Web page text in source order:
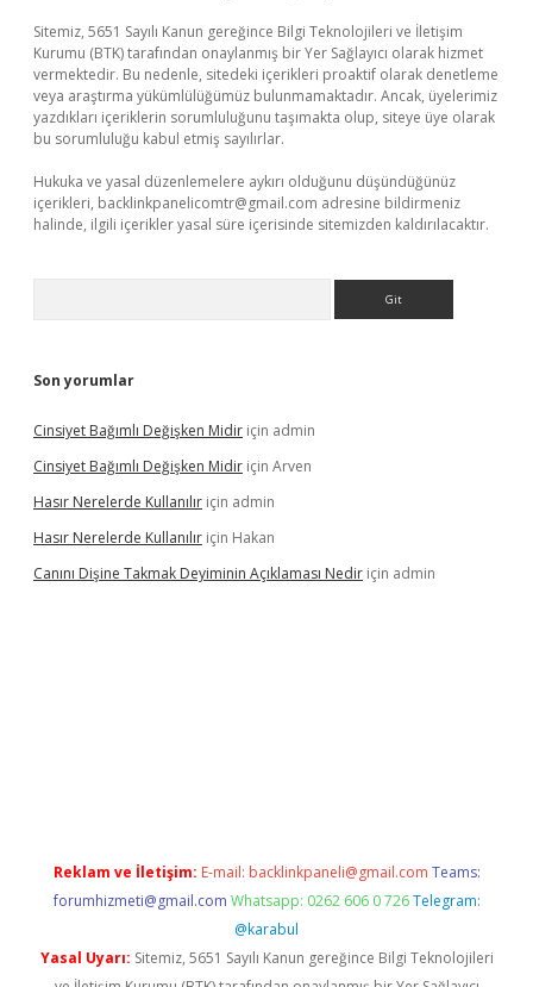
Sitemiz, 5651 Sayılı Kanun gereğince Bilgi Teknolojileri ve İletişim
Kurumu (BTK) tarafından onaylanmış bir Yer Sağlayıcı olarak hizmet
vermektedir. Bu nedenle, sitedeki içerikleri proaktif olarak denetleme
veya araştırma yükümlülüğümüz bulunmamaktadır. Ancak, üyelerimiz
yazdıkları içeriklerin sorumluluğunu taşımakta olup, siteye üye olarak
bu sorumluluğu kabul etmiş sayılırlar.
Hukuka ve yasal düzenlemelere aykırı olduğunu düşündüğünüz
içerikleri, backlinkpanelicomtr@gmail.com adresine bildirmeniz
halinde, ilgili içerikler yasal süre içerisinde sitemizden kaldırılacaktır.
Son yorumlar
Cinsiyet Bağımlı Değişken Midir için admin
Cinsiyet Bağımlı Değişken Midir için Arven
Hasır Nerelerde Kullanılır için admin
Hasır Nerelerde Kullanılır için Hakan
Canını Dişine Takmak Deyiminin Açıklaması Nedir için admin
Reklam ve İletişim: E-mail: backlinkpaneli@gmail.com Teams:
forumhizmeti@gmail.com Whatsapp: 0262 606 0 726 Telegram:
@karabul
Yasal Uyarı: Sitemiz, 5651 Sayılı Kanun gereğince Bilgi Teknolojileri